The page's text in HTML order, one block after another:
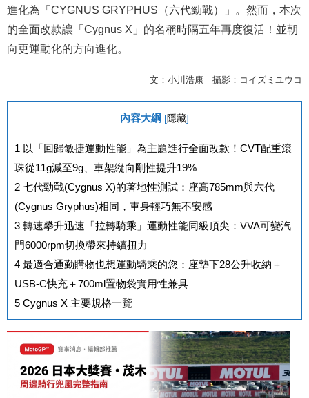
進化為「CYGNUS GRYPHUS（六代勁戰）」。然而，本次
的全面改款讓「Cygnus X」的名稱時隔五年再度復活！並朝
向更運動化的方向進化。
文：小川浩康 攝影：コイズミユウコ
內容大綱 [隱藏]
1 以「回歸敏捷運動性能」為主題進行全面改款！CVT配重滾
珠從11g減至9g、車架縱向剛性提升19%
2 七代勁戰(Cygnus X)的著地性測試：座高785mm與六代
(Cygnus Gryphus)相同，車身輕巧無不安感
3 轉速攀升迅速「拉轉騎乘」運動性能同級頂尖：VVA可變汽
門6000rpm切換帶來持續扭力
4 最適合通勤購物也想運動騎乘的您：座墊下28公升收納＋
USB-C快充＋700ml置物袋實用性兼具
5 Cygnus X 主要規格一覽